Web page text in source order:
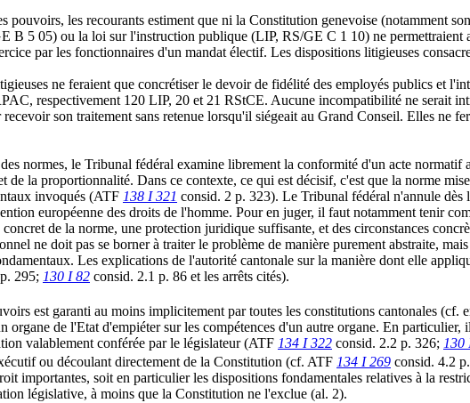
pouvoirs, les recourants estiment que ni la Constitution genevoise (notamment
B 5 05) ou la loi sur l'instruction publique (LIP, RS/GE C 1 10) ne permettraient
par les fonctionnaires d'un mandat électif. Les dispositions litigieuses
ne feraient que concrétiser le devoir de fidélité des employés publics et
respectivement 120 LIP, 20 et 21 RStCE. Aucune incompatibilité ne serait
son traitement sans retenue lorsqu'il siégeait au Grand Conseil. Elles ne
normes, le Tribunal fédéral examine librement la conformité d'un acte
de la proportionnalité. Dans ce contexte, ce qui est décisif, c'est que la norme
invoqués (ATF 138 I 321 consid. 2 p. 323). Le Tribunal fédéral n'annule dès
européenne des droits de l'homme. Pour en juger, il faut notamment tenir
de la norme, une protection juridique suffisante, et des circonstances
ne doit pas se borner à traiter le problème de manière purement abstraite,
Les explications de l'autorité cantonale sur la manière dont elle
295; 130 I 82 consid. 2.1 p. 86 et les arrêts cités).
est garanti au moins implicitement par toutes les constitutions cantonales (cf.
organe de l'Etat d'empiéter sur les compétences d'un autre organe. En
valablement conférée par le législateur (ATF 134 I 322 consid. 2.2 p. 326; 130
ou découlant directement de la Constitution (cf. ATF 134 I 269 consid. 4.2
importantes, soit en particulier les dispositions fondamentales relatives à la
législative, à moins que la Constitution ne l'exclue (al. 2).